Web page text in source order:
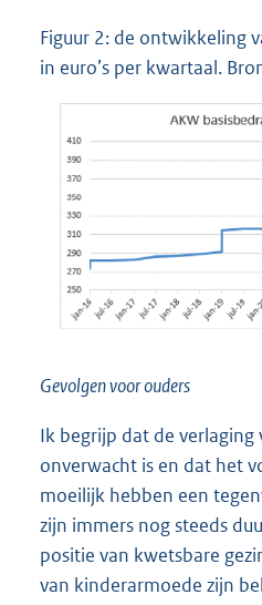
Figuur 2: de ontwikkeling
in euro’s per kwartaal.
Gevolgen voor ouders
Ik begrijp dat de verlaging
onverwacht is en dat het
moeilijk hebben een
zijn immers nog steeds
positie van kwetsbare
van kinderarmoede zijn